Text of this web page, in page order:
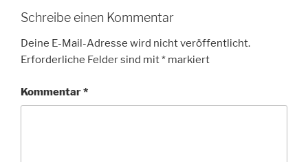
Schreibe einen Kommentar
Deine E-Mail-Adresse wird nicht veröffentlicht.
Erforderliche Felder sind mit* markiert
Kommentar*